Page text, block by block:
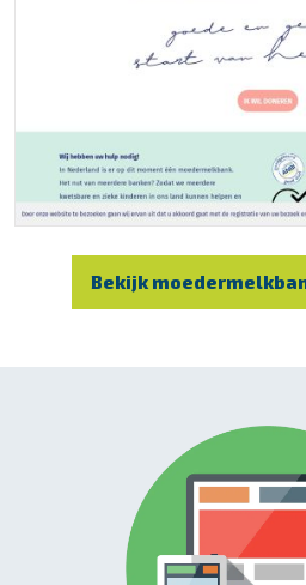
Bekijk